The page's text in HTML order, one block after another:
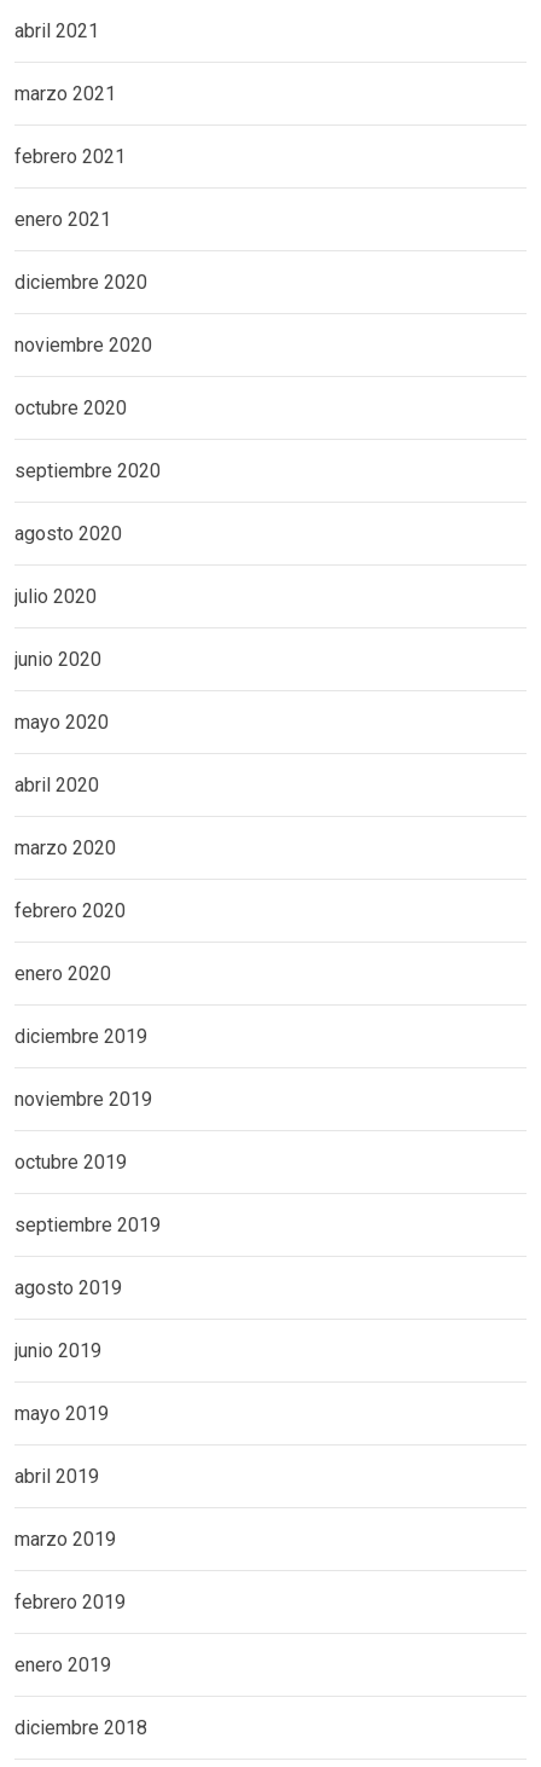
abril 2021
marzo 2021
febrero 2021
enero 2021
diciembre 2020
noviembre 2020
octubre 2020
septiembre 2020
agosto 2020
julio 2020
junio 2020
mayo 2020
abril 2020
marzo 2020
febrero 2020
enero 2020
diciembre 2019
noviembre 2019
octubre 2019
septiembre 2019
agosto 2019
junio 2019
mayo 2019
abril 2019
marzo 2019
febrero 2019
enero 2019
diciembre 2018